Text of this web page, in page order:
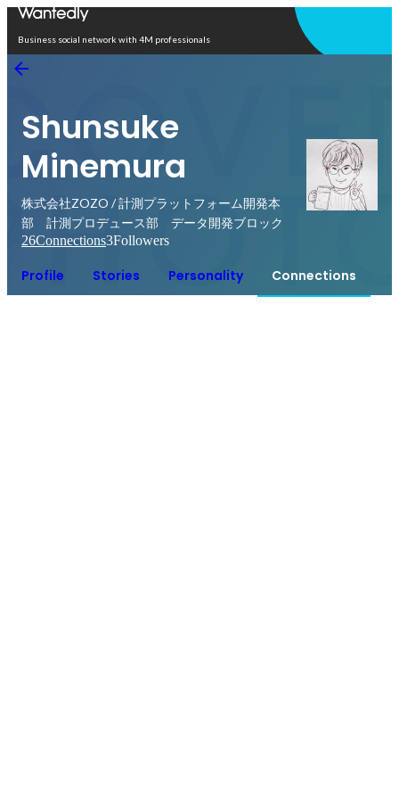
Business social network with 4M professionals
Shunsuke
Minemura
株式会社ZOZO / 計測プラットフォーム開発本
部 計測プロデュース部 データ開発ブロック
26Connections3Followers
Profile Stories Personality Connections